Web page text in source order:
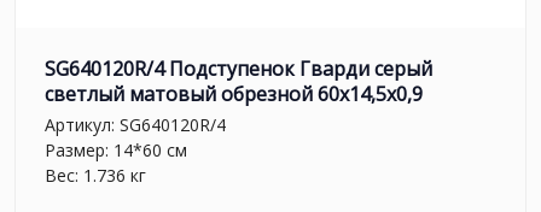
SG640120R/4 Подступенок Гварди серый
светлый матовый обрезной 60x14,5x0,9
Артикул: SG640120R/4
Размер: 14*60 см
Вес: 1.736 кг